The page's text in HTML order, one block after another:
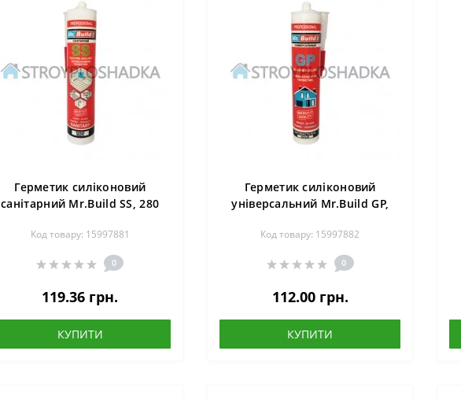
Герметик силіконовий
санітарний Mr.Build SS, 280
Код товару: 15997881
0
119.36 грн.
КУПИТИ
Герметик силіконовий
універсальний Mr.Build GP,
Код товару: 15997882
0
112.00 грн.
КУПИТИ